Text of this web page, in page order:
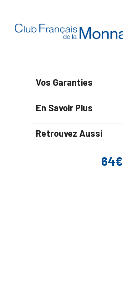
64€
Vos Garanties
En Savoir Plus
Retrouvez Aussi